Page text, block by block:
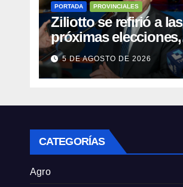
PORTADA PROVINCIALES
Ziliotto se refirió a las
próximas elecciones,
el Procrear, rutas y
Vaca Muerta
5 DE AGOSTO DE 2026
CATEGORÍAS
Agro